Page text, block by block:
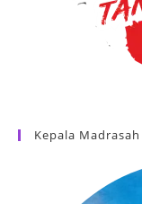
Kepala Madrasah